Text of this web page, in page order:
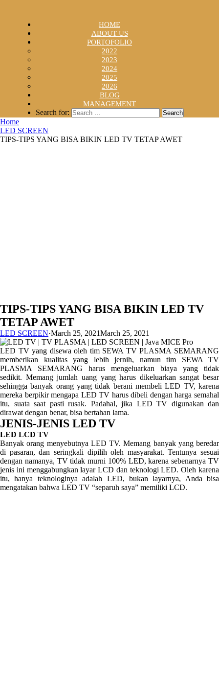
HOME
ABOUT US
PORTOFOLIO
2022
2023
2024
2025
2026
BLOG
MANAGEMENT
Search for:
Home
LED SCREEN
TIPS-TIPS YANG BISA BIKIN LED TV TETAP AWET
TIPS-TIPS YANG BISA BIKIN LED TV
TETAP AWET
LED SCREEN·March 25, 2021March 25, 2021
LED TV yang disewa oleh tim SEWA TV PLASMA SEMARANG
memberikan kualitas yang lebih jernih, namun tim SEWA TV
PLASMA SEMARANG harus mengeluarkan biaya yang tidak
sedikit. Memang jumlah uang yang harus dikeluarkan sangat besar
sehingga banyak orang yang tidak berani membeli LED TV, karena
mereka berpikir mengapa LED TV harus dibeli dengan harga semahal
itu, suata saat pasti rusak. Padahal, jika LED TV digunakan dan
dirawat dengan benar, bisa bertahan lama.
JENIS-JENIS LED TV
LED LCD TV
Banyak orang menyebutnya LED TV. Memang banyak yang beredar
di pasaran, dan seringkali dipilih oleh masyarakat. Tentunya sesuai
dengan namanya, TV tidak murni 100% LED, karena sebenarnya TV
jenis ini menggabungkan layar LCD dan teknologi LED. Oleh karena
itu, hanya teknologinya adalah LED, bukan layarnya, Anda bisa
mengatakan bahwa LED TV “separuh saya” memiliki LCD.